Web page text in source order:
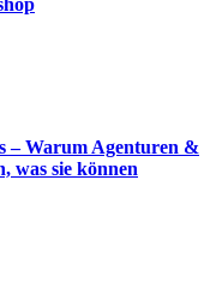
– Warum Agenturen &
was sie können